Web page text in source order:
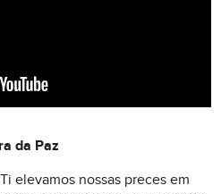
da Paz
elevamos nossas preces em